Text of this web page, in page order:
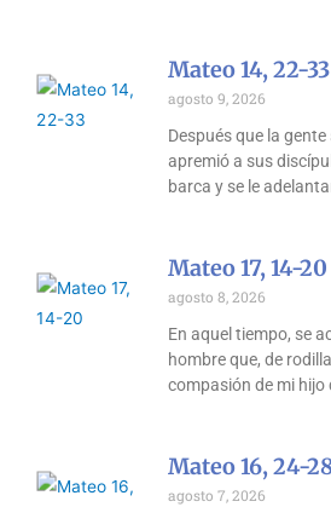
Mateo 14, 22-33
agosto 9, 2026
Después que la
apremió a sus
barca y se le
Mateo 17, 14-20
agosto 8, 2026
En aquel tiempo, se
hombre que, de
compasión de mi hijo
Mateo 16, 24-
agosto 7, 2026